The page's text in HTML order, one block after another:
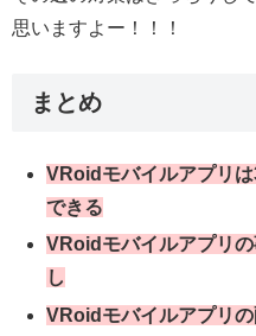
思いますよー！！！
まとめ
VRoidモバイルアプリ
できる
VRoidモバイルアプリ
し
VRoidモバイルアプリの